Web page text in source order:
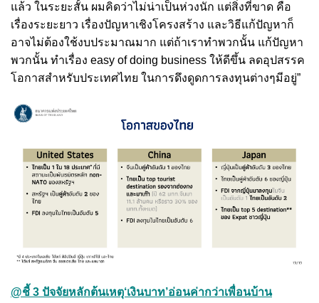
แล้ว ในระยะสั้น ผมคิดว่าไม่น่าเป็นห่วงนัก แต่สิ่งที่ขาด คือ
เรื่องระยะยาว เรื่องปัญหาเชิงโครงสร้าง และวิธีแก้ปัญหาก็
อาจไม่ต้องใช้งบประมาณมาก แต่ถ้าเราทำพวกนั้น แก้ปัญหา
พวกนั้น ทำเรื่อง easy of doing business ให้ดีขึ้น ลดอุปสรรค
โอกาสสำหรับประเทศไทย ในการดึงดูดการลงทุนต่างๆมีอยู่”
@ชี้ 3 ปัจจัยหลักต้นเหตุ‘เงินบาท’อ่อนค่ากว่าเพื่อนบ้าน